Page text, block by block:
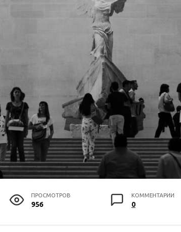
ПРОСМОТРОВ
956
КОММЕНТАРИИ
0